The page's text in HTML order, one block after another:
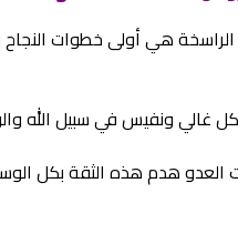
هي أولى خطوات النجاح
غالي ونفيس في سبيل الله
هدم هذه الثقة بكل